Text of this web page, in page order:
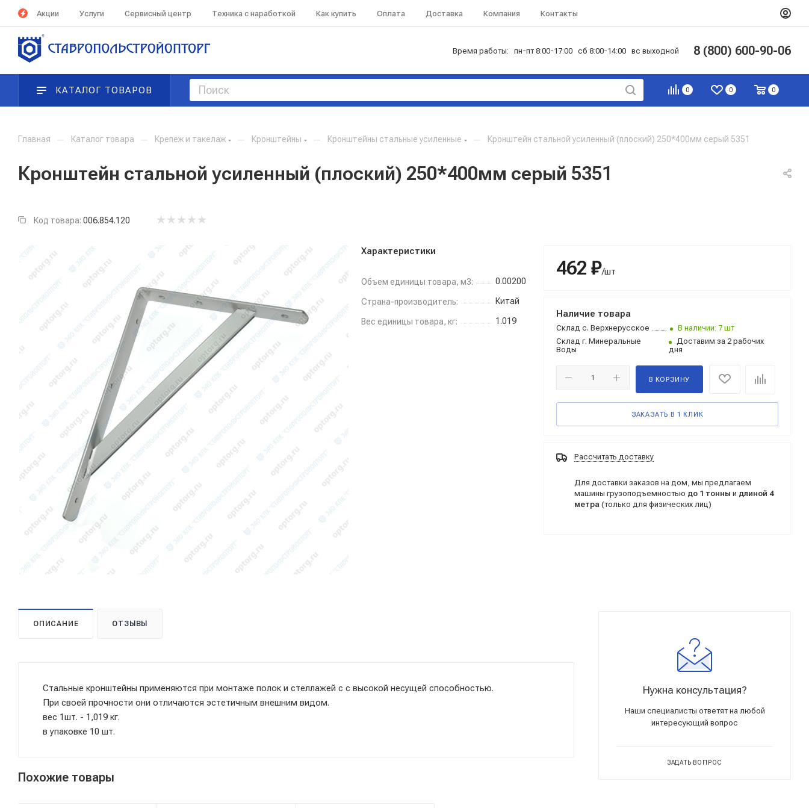
Акции Услуги Сервисный центр Техника с наработкой Как купить Оплата Доставка Компания Контакты
Время работы: пн-пт 8:00-17:00 сб 8:00-14:00 вс выходной 8 (800) 600-90-06
0 0 0
КАТАЛОГ ТОВАРОВ
Главная — Каталог товара — Крепеж и такелаж — Кронштейны — Кронштейны стальные усиленные — Кронштейн стальной усиленный (плоский) 250*400мм серый 5351
Кронштейн стальной усиленный (плоский) 250*400мм серый 5351
Код товара: 006.854.120
Характеристики
Объем единицы товара, м3: 0.00200
Страна-производитель: Китай
Вес единицы товара, кг: 1.019
462 ₽/шт
Наличие товара
Склад с. Верхнерусское
В наличии: 7 шт
Склад г. Минеральные
Воды
Доставим за 2 рабочих
дня
В КОРЗИНУ
ЗАКАЗАТЬ В 1 КЛИК
Рассчитать доставку
Для доставки заказов на дом, мы предлагаем
машины грузоподъемностью до 1 тонны и длиной 4
метра (только для физических лиц)
ОПИСАНИЕ ОТЗЫВЫ
Стальные кронштейны применяются при монтаже полок и стеллажей c с высокой несущей способностью.
При своей прочности они отличаются эстетичным внешним видом.
вес 1шт. - 1,019 кг.
в упаковке 10 шт.
Похожие товары
Нужна консультация?
Наши специалисты ответят на любой
интересующий вопрос
ЗАДАТЬ ВОПРОС